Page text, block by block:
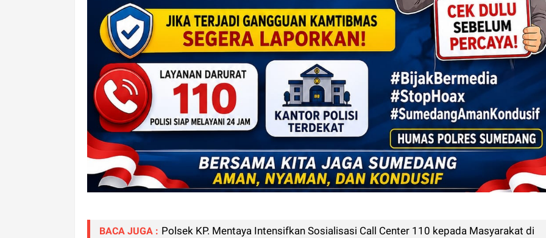
BACA JUGA : Polsek KP. Mentaya Intensifkan Sosialisasi Call Center 110 kepada Masyarakat di